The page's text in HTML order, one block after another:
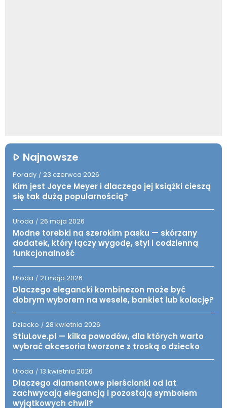
Najnowsze
Porady / 23 czerwca 2026
Kim jest Joyce Meyer i dlaczego jej książki cieszą
się tak dużą popularnością?
Uroda / 26 maja 2026
Modne torebki na szerokim pasku — skórzany
dodatek, który łączy wygodę, styl i codzienną
funkcjonalność
Uroda / 21 maja 2026
Dlaczego elegancki kombinezon może być
dobrym wyborem na wesele, bankiet lub kolację?
Dziecko / 28 kwietnia 2026
StiuLove.pl — kilka powodów, dla których warto
wybrać akcesoria tworzone z troską o dziecko
Uroda / 13 kwietnia 2026
Dlaczego diamentowe pierścionki od lat
zachwycają elegancją i pozostają symbolem
wyjątkowych chwil?